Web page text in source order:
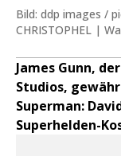
Bild: ddp images /
CHRISTOPHEL |
James Gunn,
Studios,
Superman:
Superhelden-